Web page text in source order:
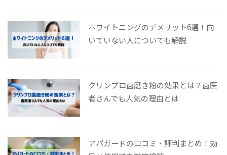
ホワイトニングのデメリット6選！向
いていない人についても解説
クリンプロ歯磨き粉の効果とは？歯医
者さんでも人気の理由とは
アパガードの口コミ・評判まとめ！効